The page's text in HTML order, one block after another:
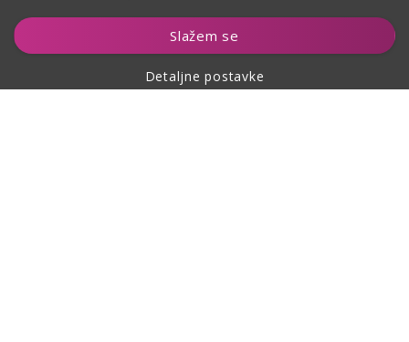
Slažem se
Detaljne postavke